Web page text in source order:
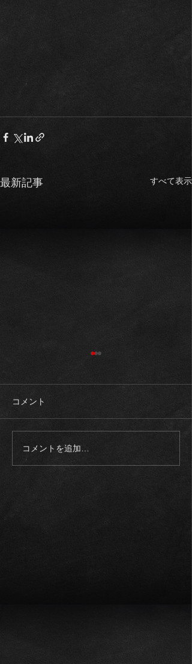
最新記事 すべて表示
《入庫車両》2003モデル
ロールスロイス ファント
コメント
コメントを追加…